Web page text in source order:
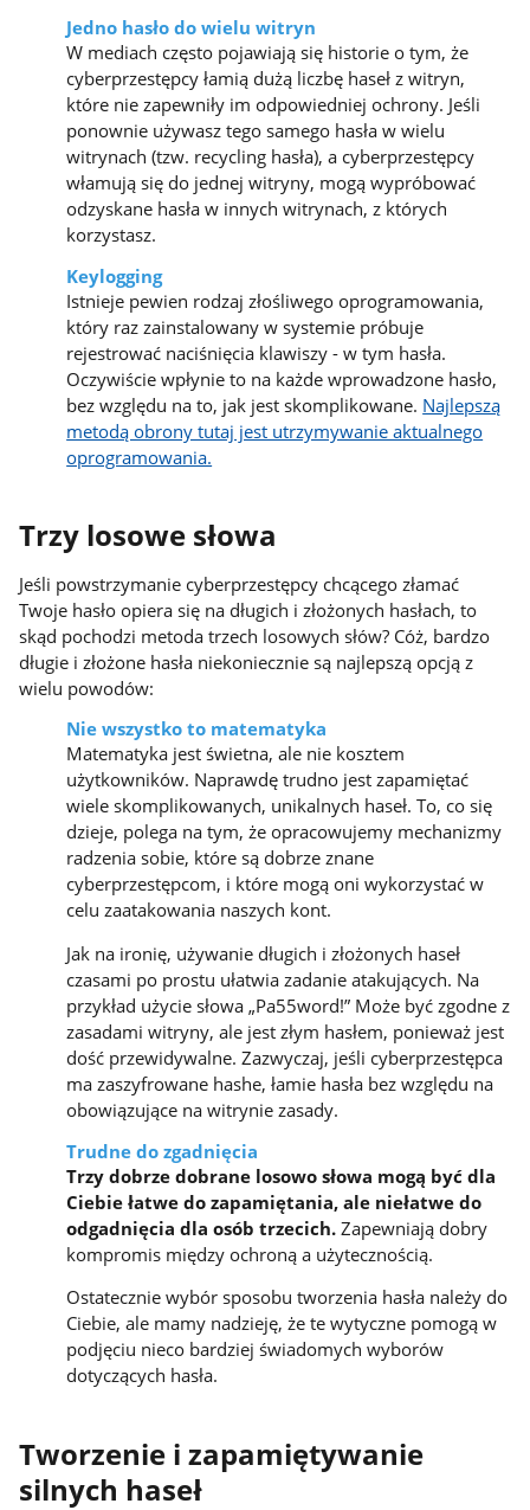
Jedno hasło do wielu witryn
W mediach często pojawiają się historie o tym, że
cyberprzestępcy łamią dużą liczbę haseł z witryn,
które nie zapewniły im odpowiedniej ochrony. Jeśli
ponownie używasz tego samego hasła w wielu
witrynach (tzw. recycling hasła), a cyberprzestępcy
włamują się do jednej witryny, mogą wypróbować
odzyskane hasła w innych witrynach, z których
korzystasz.
Keylogging
Istnieje pewien rodzaj złośliwego oprogramowania,
który raz zainstalowany w systemie próbuje
rejestrować naciśnięcia klawiszy - w tym hasła.
Oczywiście wpłynie to na każde wprowadzone hasło,
bez względu na to, jak jest skomplikowane. Najlepszą
metodą obrony tutaj jest utrzymywanie aktualnego
oprogramowania.
Trzy losowe słowa
Jeśli powstrzymanie cyberprzestępcy chcącego złamać
Twoje hasło opiera się na długich i złożonych hasłach, to
skąd pochodzi metoda trzech losowych słów? Cóż, bardzo
długie i złożone hasła niekoniecznie są najlepszą opcją z
wielu powodów:
Nie wszystko to matematyka
Matematyka jest świetna, ale nie kosztem
użytkowników. Naprawdę trudno jest zapamiętać
wiele skomplikowanych, unikalnych haseł. To, co się
dzieje, polega na tym, że opracowujemy mechanizmy
radzenia sobie, które są dobrze znane
cyberprzestępcom, i które mogą oni wykorzystać w
celu zaatakowania naszych kont.
Jak na ironię, używanie długich i złożonych haseł
czasami po prostu ułatwia zadanie atakujących. Na
przykład użycie słowa „Pa55word!” Może być zgodne z
zasadami witryny, ale jest złym hasłem, ponieważ jest
dość przewidywalne. Zazwyczaj, jeśli cyberprzestępca
ma zaszyfrowane hashe, łamie hasła bez względu na
obowiązujące na witrynie zasady.
Trudne do zgadnięcia
Trzy dobrze dobrane losowo słowa mogą być dla
Ciebie łatwe do zapamiętania, ale niełatwe do
odgadnięcia dla osób trzecich.Zapewniają dobry
kompromis między ochroną a użytecznością.
Ostatecznie wybór sposobu tworzenia hasła należy do
Ciebie, ale mamy nadzieję, że te wytyczne pomogą w
podjęciu nieco bardziej świadomych wyborów
dotyczących hasła.
Tworzenie i zapamiętywanie
silnych haseł